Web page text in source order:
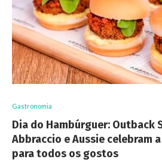
Gastronomia
Dia do Hambúrguer: Outback
Abbraccio e Aussie celebram
para todos os gostos